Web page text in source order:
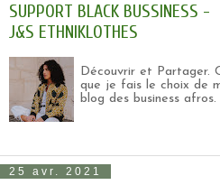
SUPPORT BLACK BUSSINESS -
J&S ETHNIKLOTHES
Découvrir et Partager.
que je fais le choix de
blog des business afros.
25 avr. 2021